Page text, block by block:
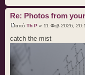
Re: Photos from
από Th P » 11 Φεβ 2026,
catch the mist